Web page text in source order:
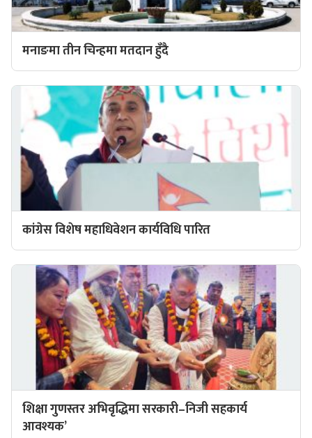
मनाङमा तीन चिन्हमा मतदान हुँदै
कांग्रेस विशेष महाधिवेशन कार्यविधि पारित
शिक्षा गुणस्तर अभिवृद्धिमा सरकारी–निजी सहकार्य
आवश्यक’